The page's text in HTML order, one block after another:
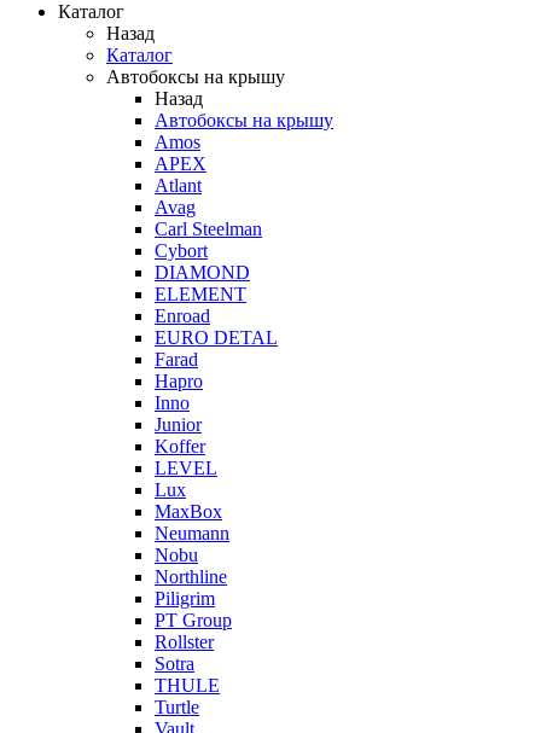
Каталог
Назад
Каталог
Автобоксы на крышу
Назад
Автобоксы на крышу
Amos
APEX
Atlant
Avag
Carl Steelman
Cybort
DIAMOND
ELEMENT
Enroad
EURO DETAL
Farad
Hapro
Inno
Junior
Koffer
LEVEL
Lux
MaxBox
Neumann
Nobu
Northline
Piligrim
PT Group
Rollster
Sotra
THULE
Turtle
Vault